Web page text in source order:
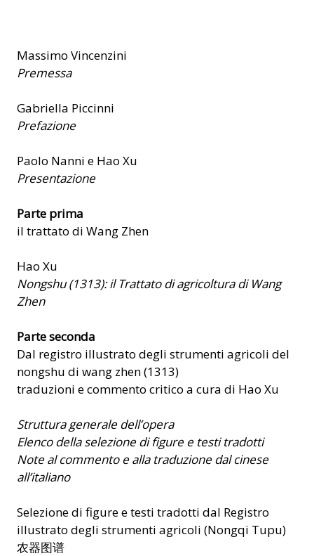
Massimo Vincenzini
Premessa
Gabriella Piccinni
Prefazione
Paolo Nanni e Hao Xu
Presentazione
Parte prima
il trattato di Wang Zhen
Hao Xu
Nongshu (1313): il Trattato di agricoltura di Wang
Zhen
Parte seconda
Dal registro illustrato degli strumenti agricoli del
nongshu di wang zhen (1313)
traduzioni e commento critico a cura di Hao Xu
Struttura generale dell’opera
Elenco della selezione di figure e testi tradotti
Note al commento e alla traduzione dal cinese
all’italiano
Selezione di figure e testi tradotti dal Registro
illustrato degli strumenti agricoli (Nongqi Tupu)
农器图谱